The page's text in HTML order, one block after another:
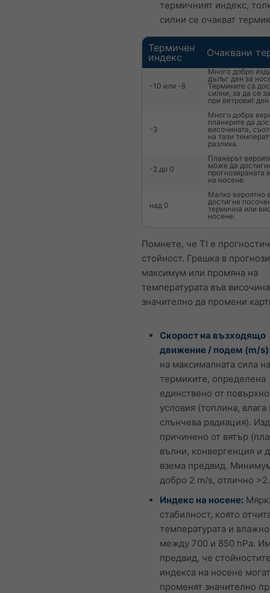
термичният индекс,
силни се очакват
Термичен
индекс
Очаквани
-10 или -8
Много добро
дълъг ден за
Термиките са
силни, за да се
при ветровит ден.
-3
Много добра
планерите да
височината,
на тази
разлика.
-2 до 0
Планерът
може да
прогнозираната
на носене.
над 0
Малко вероятно
достигне
термична или
носене.
Помнете, че TI е
стойност. Грешка в
максимум или промяна на
температурата във
значително да промени
Скорост на възходящо
движение / подем (m/
на максималната сила на
термиките, определена
единствено от
условия (топлина, влага
слънчева радиация).
причинено от вятър
вълни, конвергенция и
взема предвид.
добро 2 m/s, отлично
Индекс на носене:
стабилност, която
температурата и
между 700 и 850 hPa.
предвид, че
индекса на носене
променят значително